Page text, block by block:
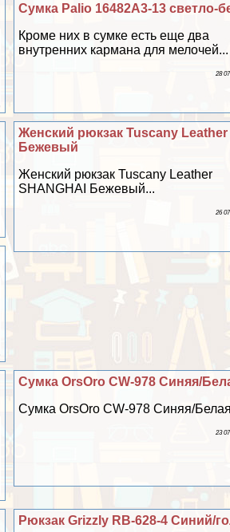
Сумка Palio 16482A3-13 светло-
Кроме них в сумке есть еще два
внутренних кармана для мелочей...
28
Женский рюкзак Tuscany Leather
Бежевый
Женский рюкзак Tuscany Leather
SHANGHAI Бежевый...
26
Сумка OrsOro CW-978 Синяя/
Сумка OrsOro CW-978 Синяя/
23
Рюкзак Grizzly RB-628-4 Синий/